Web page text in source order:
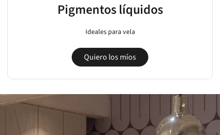
Pigmentos líquidos
Ideales para vela
Quiero los míos